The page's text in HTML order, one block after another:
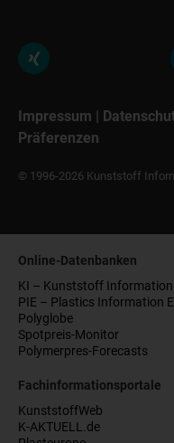
Impressum |
Präferenzen
© 1996-2026 Kunststoff
Online-Datenbanken
KI – Kunststoff Information
PIE – Plastics Information
Polyglobe
Spotpreis-Monitor
Polymerpres-Forecasts
Fachinformationsportale
KunststoffWeb
K-AKTUELL.de